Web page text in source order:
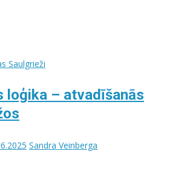
loģika – atvadīšanās
Sandra Veinberga